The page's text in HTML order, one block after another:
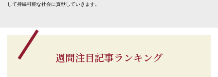
して持続可能な社会に貢献していきます。
週間注目記事ランキング